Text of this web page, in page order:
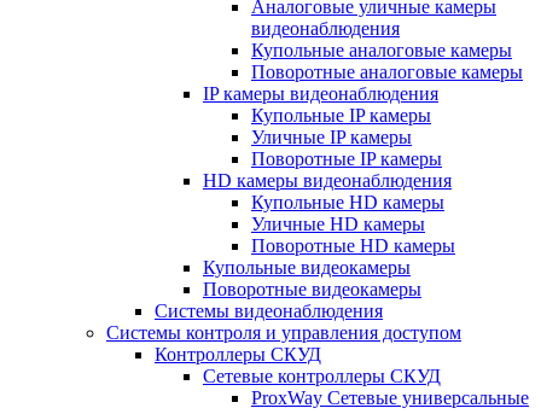
Аналоговые уличные камеры
видеонаблюдения
Купольные аналоговые камеры
Поворотные аналоговые камеры
IP камеры видеонаблюдения
Купольные IP камеры
Уличные IP камеры
Поворотные IP камеры
HD камеры видеонаблюдения
Купольные HD камеры
Уличные HD камеры
Поворотные HD камеры
Купольные видеокамеры
Поворотные видеокамеры
Системы видеонаблюдения
Системы контроля и управления доступом
Контроллеры СКУД
Сетевые контроллеры СКУД
ProxWay Сетевые универсальные